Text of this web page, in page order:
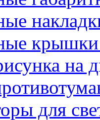
крышки
на
для